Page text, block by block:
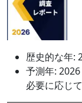
歴史的な年:
予測年:
必要に応じ